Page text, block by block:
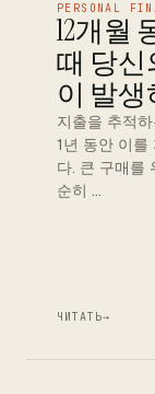
PERSONAL
12개월
때 당신
이 발
지출을 추적
1년 동안 이를
다. 큰 구매를
순히 …
ЧИТАТЬ→